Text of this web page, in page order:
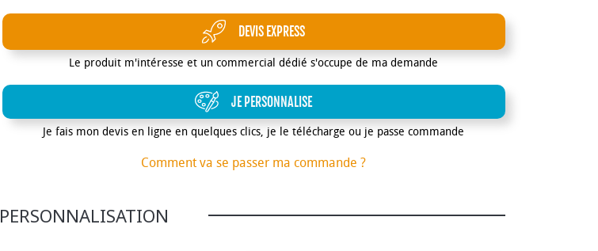
DEVIS EXPRESS
Le produit m'intéresse et un commercial dédié s'occupe de ma demande
JE PERSONNALISE
Je fais mon devis en ligne en quelques clics, je le télécharge ou je passe commande
Comment va se passer ma commande ?
PERSONNALISATION